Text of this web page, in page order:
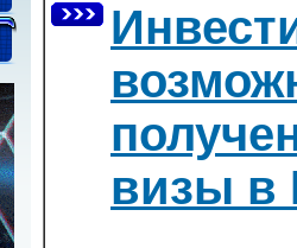
визы в